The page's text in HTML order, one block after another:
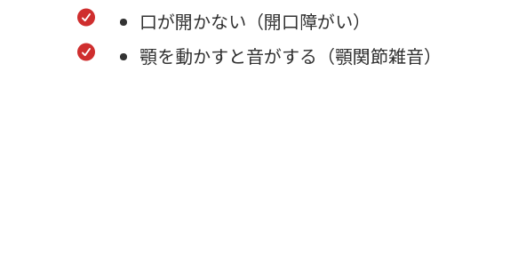
口が開かない（開口障がい）
顎を動かすと音がする（顎関節雑音）